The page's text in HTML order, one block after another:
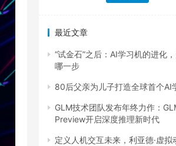
最近文章
“试金石”之后：AI学习机的进化
哪一步
80后父亲为儿子打造全球首个AI
GLM技术团队发布年终力作：
Preview开启深度推理新时代
定义人机交互未来，利亚德·虚拟